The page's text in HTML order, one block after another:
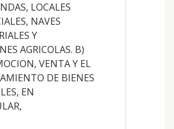
LOCALES
NAVES
Y
AGRICOLAS. B)
VENTA Y EL
DE BIENES
EN